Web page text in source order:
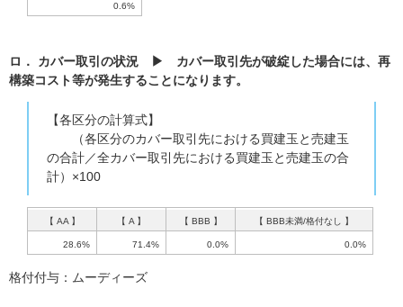
0.6%
ロ． カバー取引の状況 ▶ カバー取引先が破綻した場合には、再
構築コスト等が発生することになります。
【各区分の計算式】
（各区分のカバー取引先における買建玉と売建玉
の合計／全カバー取引先における買建玉と売建玉の合
計）×100
【 AA 】 【 A 】 【 BBB 】 【 BBB未満/格付なし 】
28.6% 71.4% 0.0% 0.0%
格付付与：ムーディーズ